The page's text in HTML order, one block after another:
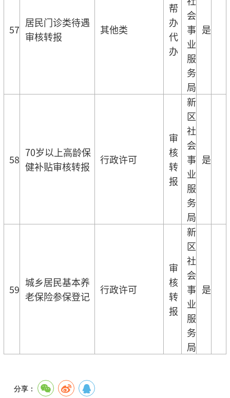
57
居民门诊类待遇
审核转报
其他类
帮
办
代
办
会
事
业
服
务
局
是
58
70岁以上高龄保
健补贴审核转报
行政许可
审
核
转
报
新
区
社
会
事
业
服
务
局
是
59
城乡居民基本养
老保险参保登记
行政许可
审
核
转
报
新
区
社
会
事
业
服
务
局
是
分享：